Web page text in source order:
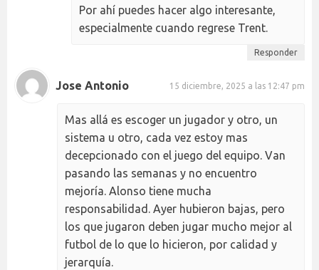
Por ahí puedes hacer algo interesante,
especialmente cuando regrese Trent.
Responder
Jose Antonio 15 diciembre, 2025 a las 12:47 pm
Mas allá es escoger un jugador y otro, un
sistema u otro, cada vez estoy mas
decepcionado con el juego del equipo. Van
pasando las semanas y no encuentro
mejoría. Alonso tiene mucha
responsabilidad. Ayer hubieron bajas, pero
los que jugaron deben jugar mucho mejor al
futbol de lo que lo hicieron, por calidad y
jerarquía.